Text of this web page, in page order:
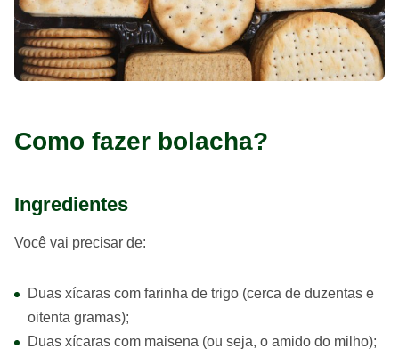
Como fazer bolacha?
Ingredientes
Você vai precisar de:
Duas xícaras com farinha de trigo (cerca de duzentas e
oitenta gramas);
Duas xícaras com maisena (ou seja, o amido do milho);